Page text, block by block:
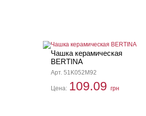
Чашка керамическая
BERTINA
Арт. 51K052M92
Цена: 109.09 грн